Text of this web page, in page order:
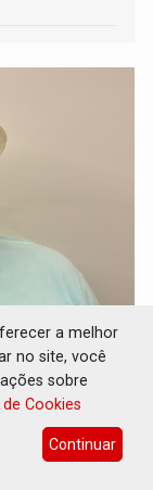
eleger
a melhor
no site, você
sobre
Cookies
Continuar